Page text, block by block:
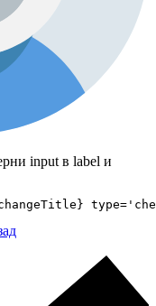
input в label и